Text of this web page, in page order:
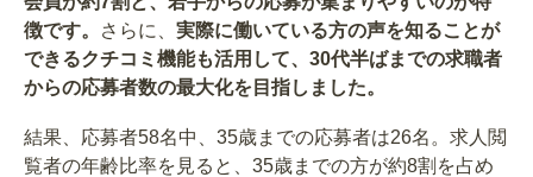
徴です。
さらに、 実際に働いている方の声を知ることが
できるクチコミ機能も活用して、30代半ばまでの求職者
からの応募者数の最大化を目指しました。
結果、応募者58名中、35歳までの応募者は26名。求人閲
覧者の年齢比率を見ると、35歳までの方が約8割を占め